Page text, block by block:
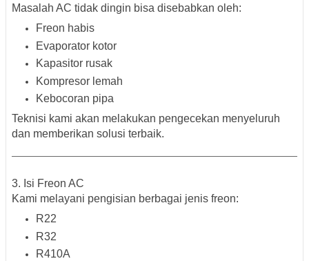
Masalah AC tidak dingin bisa disebabkan oleh:
Freon habis
Evaporator kotor
Kapasitor rusak
Kompresor lemah
Kebocoran pipa
Teknisi kami akan melakukan pengecekan menyeluruh
dan memberikan solusi terbaik.
3. Isi Freon AC
Kami melayani pengisian berbagai jenis freon:
R22
R32
R410A